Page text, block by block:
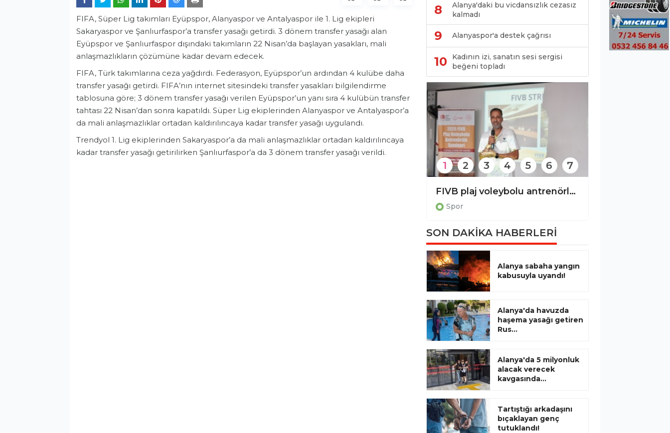
FIFA, Süper Lig takımları Eyüpspor, Alanyaspor ve Antalyaspor ile 1. Lig ekipleri
Sakaryaspor ve Şanlıurfaspor’a transfer yasağı getirdi. 3 dönem transfer yasağı alan
Eyüpspor ve Şanlıurfaspor dışındaki takımların 22 Nisan’da başlayan yasakları, mali
anlaşmazlıkların çözümüne kadar devam edecek.
FIFA, Türk takımlarına ceza yağdırdı. Federasyon, Eyüpspor’un ardından 4 kulübe daha
transfer yasağı getirdi. FIFA’nın internet sitesindeki transfer yasakları bilgilendirme
tablosuna göre; 3 dönem transfer yasağı verilen Eyüpspor’un yanı sıra 4 kulübün transfer
tahtası 22 Nisan’dan sonra kapatıldı. Süper Lig ekiplerinden Alanyaspor ve Antalyaspor’a
da mali anlaşmazlıklar ortadan kaldırılıncaya kadar transfer yasağı uygulandı.
Trendyol 1. Lig ekiplerinden Sakaryaspor’a da mali anlaşmazlıklar ortadan kaldırılıncaya
kadar transfer yasağı getirilirken Şanlıurfaspor’a da 3 dönem transfer yasağı verildi.
8
Alanya'daki bu vicdansızlık cezasız
kalmadı
9 Alanyaspor'a destek çağrısı
10
Kadının izi, sanatın sesi sergisi
beğeni topladı
Alanya Belediyespor’un milli gururu!
Spor
1 2 3 4 5 6 7
SON DAKİKA HABERLERİ
Alanya sabaha yangın
kabusuyla uyandı!
Alanya'da havuzda
haşema yasağı getiren
Rus...
Alanya'da 5 milyonluk
alacak verecek
kavgasında...
Tartıştığı arkadaşını
bıçaklayan genç
tutuklandı!